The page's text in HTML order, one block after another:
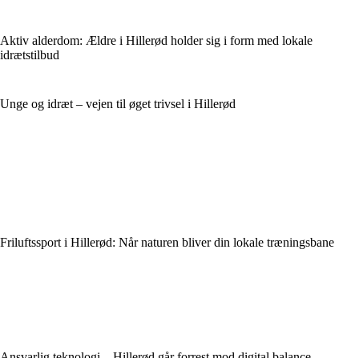
Aktiv alderdom: Ældre i Hillerød holder sig i form med lokale
idrætstilbud
Unge og idræt – vejen til øget trivsel i Hillerød
Friluftssport i Hillerød: Når naturen bliver din lokale træningsbane